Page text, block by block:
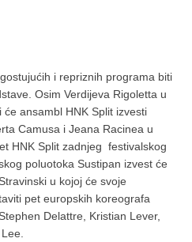
i repriznih programa biti
Osim Verdijeva Rigoletta u
ansambl HNK Split izvesti
Camusa i Jeana Racinea u
HNK Split zadnjeg festivalskog
poluotoka Sustipan izvest će
u kojoj će svoje
pet europskih koreografa
Delattre, Kristian Lever,